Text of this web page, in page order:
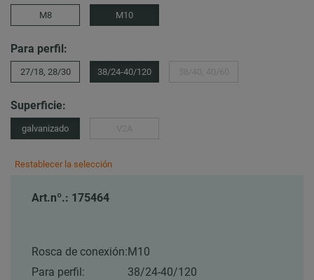
M8 M10
Para perfil:
27/18, 28/30 38/24-40/120
Superficie:
galvanizado
Restablecer la selección
Art.nº.: 175464
Rosca de conexión:M10
Para perfil:
38/24-40/120